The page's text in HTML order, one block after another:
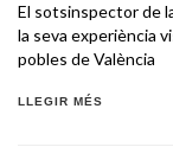
El sotsinspector de
la seva experiència
pobles de València
LLEGIR MÉS